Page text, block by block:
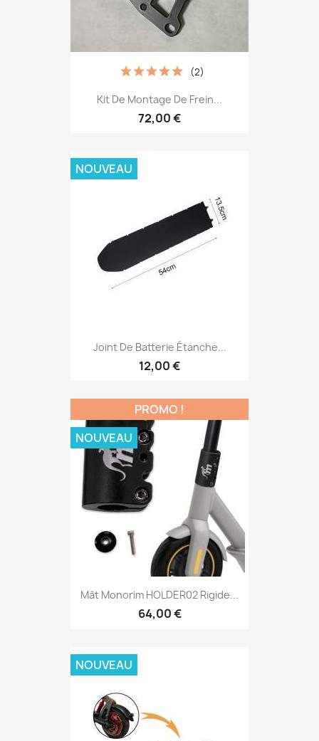
Kit De Montage De Frein...
72,00 €
(2)
Joint De Batterie Étanche...
12,00 €
NOUVEAU
Mât Monorim HOLDER02 Rigide...
64,00 €
PROMO !
NOUVEAU
NOUVEAU